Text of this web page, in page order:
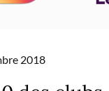
2018